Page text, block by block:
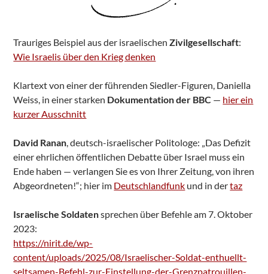
Trauriges Beispiel aus der israelischenZivilgesellschaft:
Wie Israelis über den Krieg denken
Klartext von einer der führenden Siedler-Figuren, Daniella
Weiss, in einer starken Dokumentation der BBC — hier ein
kurzer Ausschnitt
David Ranan , deutsch-israelischer Politologe: „Das Defizit
einer ehrlichen öffentlichen Debatte über Israel muss ein
Ende haben — verlangen Sie es von Ihrer Zeitung, von ihren
Abgeordneten!“; hier im Deutschlandfunk und in dertaz
Israelische Soldatensprechen über Befehle am 7. Oktober
2023:
https://nirit.de/wp-
content/uploads/2025/08/Israelischer-Soldat-enthuellt-
seltsamen-Befehl-zur-Einstellung-der-Grenzpatrouillen-